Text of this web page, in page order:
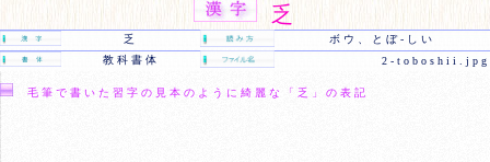
乏
乏
ボウ、とぼ-しい
教科書体
2-toboshii.jpg
毛筆で書いた習字の見本のように綺麗な「乏」の表記